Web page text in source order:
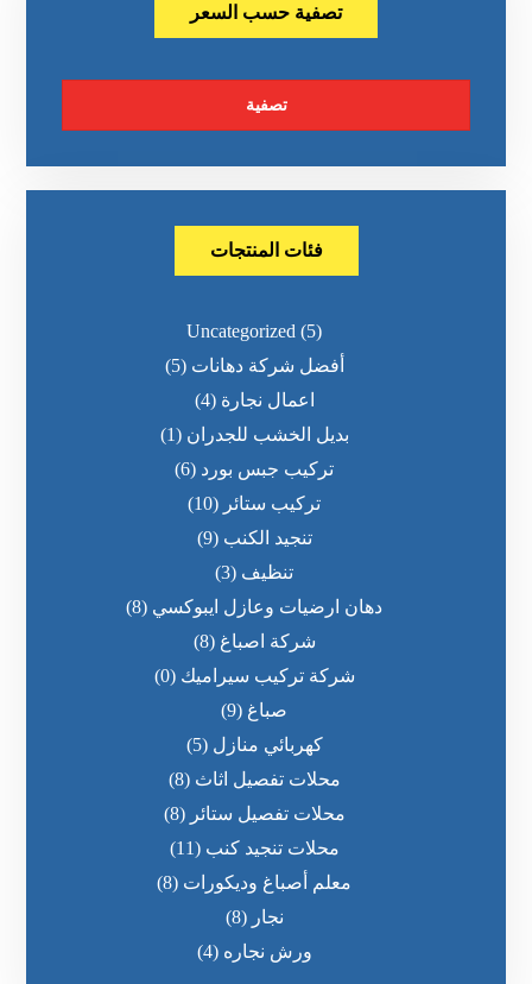
تصفية حسب السعر
تصفية
فئات المنتجات
Uncategorized (5)
أفضل شركة دهانات (5)
اعمال نجارة (4)
بديل الخشب للجدران (1)
تركيب جبس بورد (6)
تركيب ستائر (10)
تنجيد الكنب (9)
تنظيف (3)
دهان ارضيات وعازل ايبوكسي (8)
شركة اصباغ (8)
شركة تركيب سيراميك (0)
صباغ (9)
كهربائي منازل (5)
محلات تفصيل اثاث (8)
محلات تفصيل ستائر (8)
محلات تنجيد كنب (11)
معلم أصباغ وديكورات (8)
نجار (8)
ورش نجاره (4)